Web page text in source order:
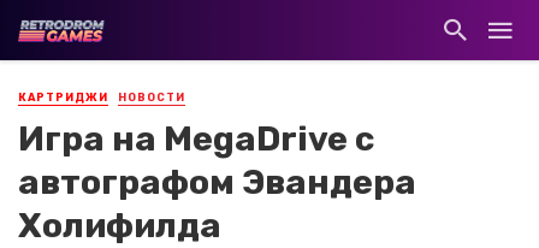
КАРТРИДЖИ НОВОСТИ
Игра на MegaDrive с
автографом Эвандера
Холифилда